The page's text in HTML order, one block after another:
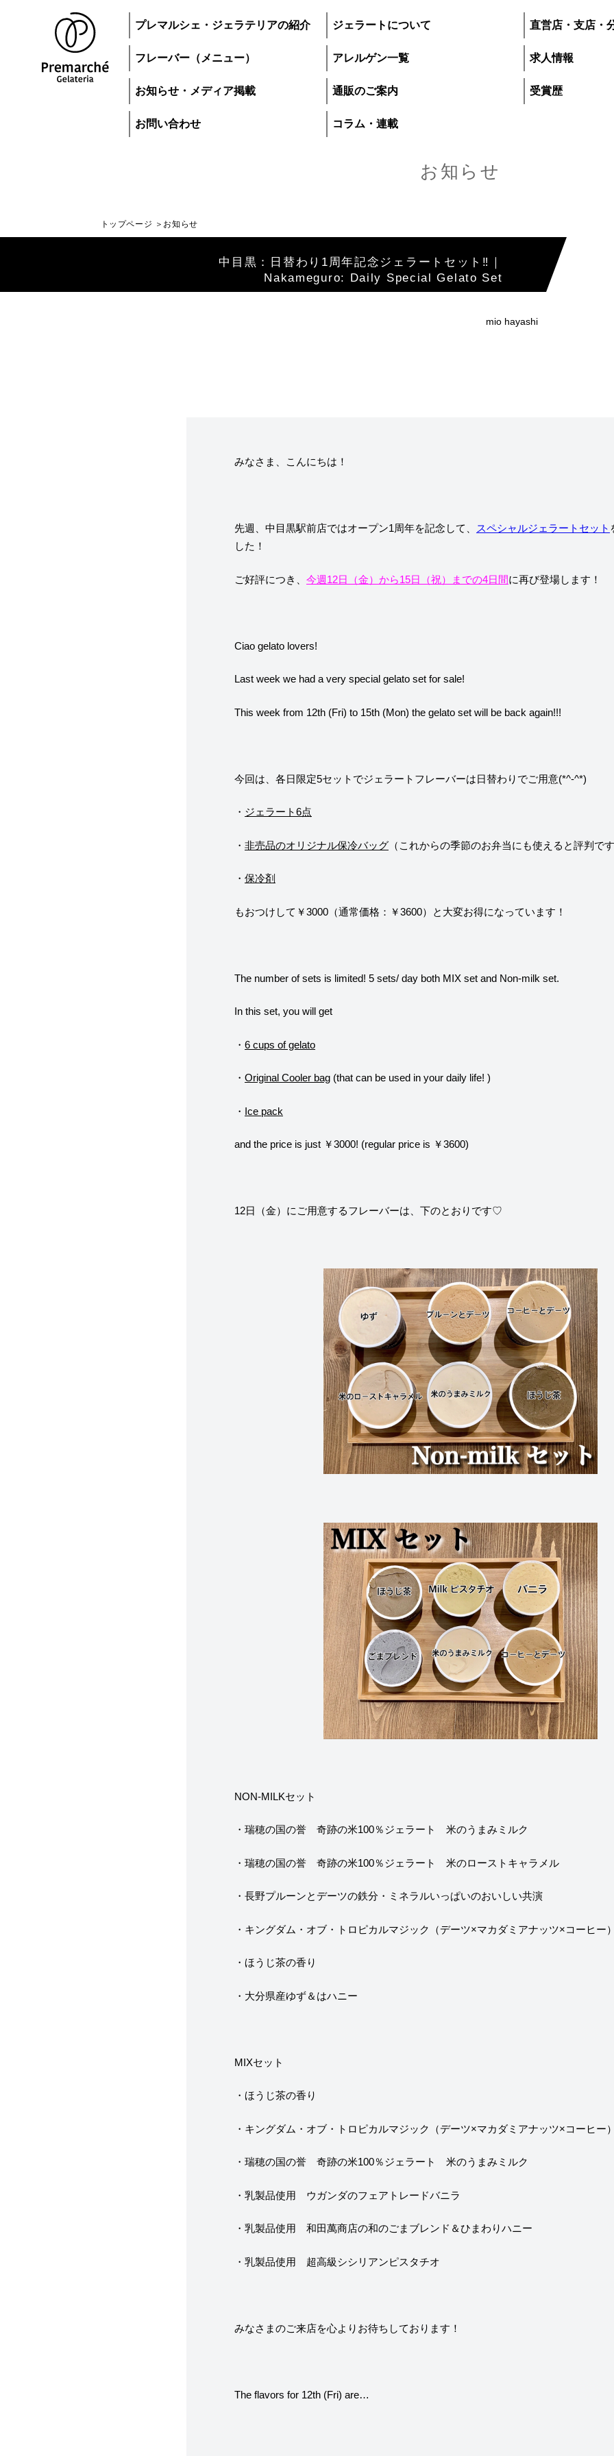
プレマルシェ・ジェラテリアの紹介 ジェラートについて 直営店・支店・
フレーバー（メニュー） アレルゲン一覧 求人情報
お知らせ・メディア掲載 通販のご案内 受賞歴
お問い合わせ コラム・連載
トップページ プレマルシェ・ジ
ジェラートについて 直営店・支店・分
なぜジェラート作りを始めたのか？ プレマルシェジェ
お知らせ
トップページ お知らせ
中目黒：日替わり1周年記念ジェラートセット‼｜
Nakameguro: Daily Special Gelato Set
mio hayashi
みなさま、こんにちは！
先週、中目黒駅前店ではオープン1周年を記念して、 スペシャルジェラートセット
した！
ご好評につき、 今週12日（金）から15日（祝）までの4日間に再び登場します！
Ciao gelato lovers!
Last week we had a very special gelato set for sale!
This week from 12th (Fri) to 15th (Mon) the gelato set will be back again!!!
今回は、各日限定5セットでジェラートフレーバーは日替わりでご用意(*^-^*)
・ ジェラート6点
・ 非売品のオリジナル保冷バッグ （これからの季節のお弁当にも使えると評判で
・ 保冷剤
もおつけして￥3000（通常価格：￥3600）と大変お得になっています！
The number of sets is limited! 5 sets/ day both MIX set and Non-milk set.
In this set, you will get
・ 6 cups of gelato
・ Original Cooler bag (that can be used in your daily life! )
・ Ice pack
and the price is just ￥3000! (regular price is ￥3600)
12日（金）にご用意するフレーバーは、下のとおりです♡
NON-MILKセット
・瑞穂の国の誉 奇跡の米100％ジェラート 米のうまみミルク
・瑞穂の国の誉 奇跡の米100％ジェラート 米のローストキャラメル
・長野プルーンとデーツの鉄分・ミネラルいっぱいのおいしい共演
・キングダム・オブ・トロピカルマジック（デーツ×マカダミアナッツ×コーヒー
・ほうじ茶の香り
・大分県産ゆず＆はハニー
MIXセット
・ほうじ茶の香り
・キングダム・オブ・トロピカルマジック（デーツ×マカダミアナッツ×コーヒー
・瑞穂の国の誉 奇跡の米100％ジェラート 米のうまみミルク
・乳製品使用 ウガンダのフェアトレードバニラ
・乳製品使用 和田萬商店の和のごまブレンド＆ひまわりハニー
・乳製品使用 超高級シシリアンピスタチオ
みなさまのご来店を心よりお待ちしております！
The flavors for 12th (Fri) are…